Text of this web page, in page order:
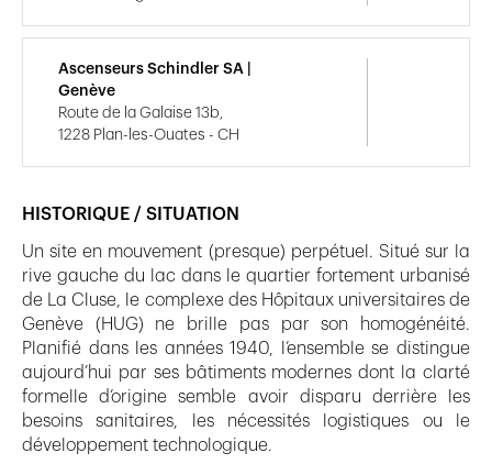
HISTORIQUE / SITUATION
Un site en mouvement (presque) perpétuel. Situé sur la
rive gauche du lac dans le quartier fortement urbanisé
de La Cluse, le complexe des Hôpitaux universitaires de
Genève (HUG) ne brille pas par son homogénéité.
Planifié dans les années 1940, l’ensemble se distingue
aujourd’hui par ses bâtiments modernes dont la clarté
formelle d’origine semble avoir disparu derrière les
besoins sanitaires, les nécessités logistiques ou le
développement technologique.
Ascenseurs Schindler SA |
Genève
Route de la Galaise 13b,
1228 Plan-les-Ouates - CH